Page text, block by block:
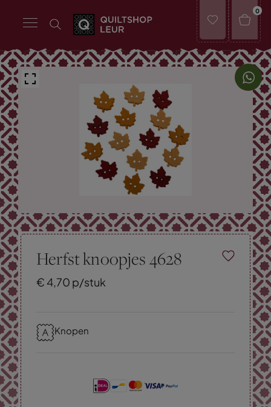
0
Herfst knoopjes 4628
€ 4,70 p/stuk
Knopen